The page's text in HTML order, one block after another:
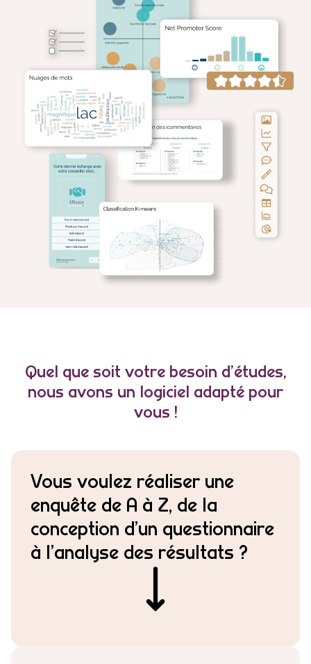
Quel que soit votre besoin d’études,
nous avons un logiciel adapté pour
vous !
Vous voulez réaliser une
enquête de A à Z, de la
conception d’un questionnaire
à l’analyse des résultats ?